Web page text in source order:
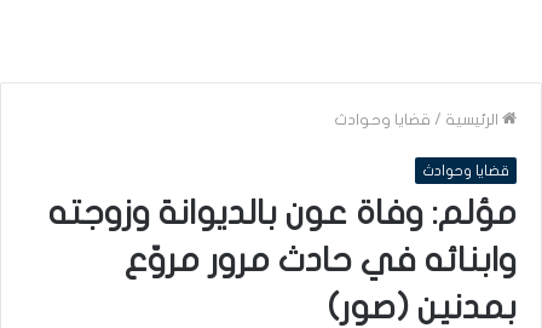
الرئيسية / قضايا وحوادث
قضايا وحوادث
مؤلم: وفاة عون بالديوانة وزوجته
وابنائه في حادث مرور مروّع
بمدنين (صور)